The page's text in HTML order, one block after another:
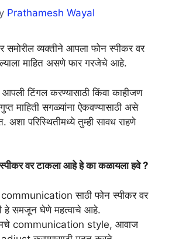
Prathamesh Wayal
व्यक्तीने आपला फोन स्पीकर वर
माहित असणे फार गरजेचे आहे.
टिंगल करण्यासाठी किंवा काहीजण
माहिती सगळ्यांना ऐकवण्यासाठी असे
परिस्थितीमध्ये तुम्ही सावध राहणे
वर टाकला आहे हे का कळायला हवे ?
साठी फोन स्पीकर वर
हे समजून घेणे महत्वाचे आहे.
communication style, आवाज